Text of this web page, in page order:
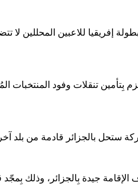
أوكالي، أبرز في تصريح صحفي، أمس الأربعاء 28 دجنبر 2022، أن
تنقلات وفود المنتخبات
الإقامة جيدة بِالجزائر، وذلك